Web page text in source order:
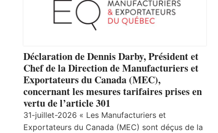
Déclaration de Dennis Darby, Président et
Chef de la Direction de Manufacturiers et
Exportateurs du Canada (MEC),
concernant les mesures tarifaires prises en
vertu de l’article 301
31-juillet-2026 « Les Manufacturiers et
Exportateurs du Canada (MEC) sont déçus de la